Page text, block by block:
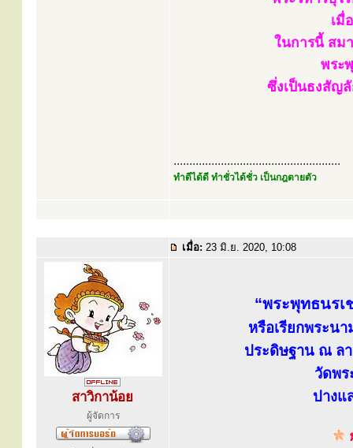
เมื่
ในการนี้ สม
พระ
ซึ่งเป็นธงสัญ
.....................................................
ทำดีได้ดี ทำชั่วได้ชั่ว เป็นกฎตายตัว
เมื่อ: 23 มิ.ย. 2020, 10:08
สาวิกาน้อย
ผู้จัดการ
“พระพุทธนร
หรือเรียกพระน
ประดิษฐาน ณ ล
วัดพร
ปางแ